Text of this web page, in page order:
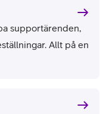
supportärenden,
Allt på en